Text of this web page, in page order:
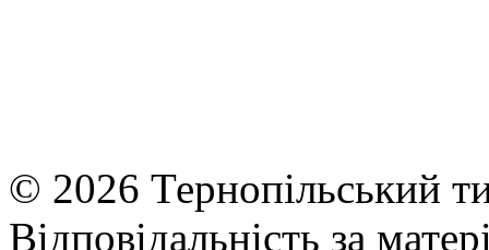
© 2026 Тернопільський
Відповідальність за